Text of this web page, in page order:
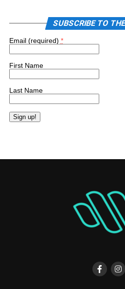
SUBSCRIBE TO
Email (required) *
First Name
Last Name
leave